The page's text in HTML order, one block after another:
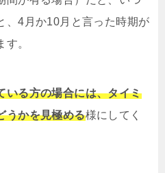
、4月か10月と言った時期が
。
いる方の場合には、タイミ
うかを見極める様にしてく